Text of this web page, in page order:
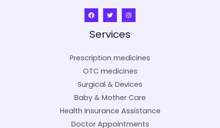
Services
Prescription medicines
OTC medicines
Surgical & Devices
Baby & Mother Care
Health Insurance Assistance
Doctor Appointments